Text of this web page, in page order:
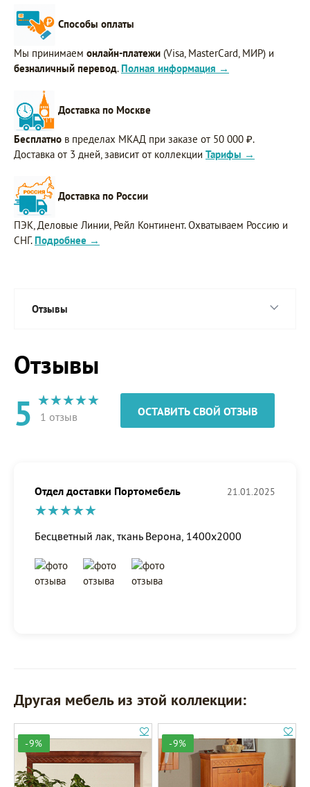
Способы оплаты
Мы принимаем онлайн-платежи (Visa, MasterCard, МИР) и
безналичный перевод. Полная информация →
Доставка по Москве
Бесплатно в пределах МКАД при заказе от 50 000 ₽.
Доставка от 3 дней, зависит от коллекции Тарифы →
Доставка по России
ПЭК, Деловые Линии, Рейл Континент. Охватываем Россию и
СНГ. Подробнее →
Отзывы
Отзывы
5 1 отзыв ОСТАВИТЬ СВОЙ ОТЗЫВ
Отдел доставки Портомебель 21.01.2025
Бесцветный лак, ткань Верона, 1400х2000
Другая мебель из этой коллекции:
-9% -9%